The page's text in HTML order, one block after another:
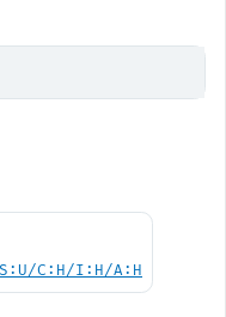
C:H/I:H/A:H